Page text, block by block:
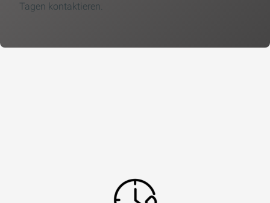
Tagen kontaktieren.